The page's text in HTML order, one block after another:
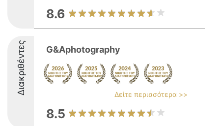
8.6
Διακριθέντες G&Aphotography
Δείτε περισσότερα >>
8.5